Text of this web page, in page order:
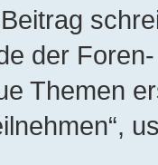
der
Themen